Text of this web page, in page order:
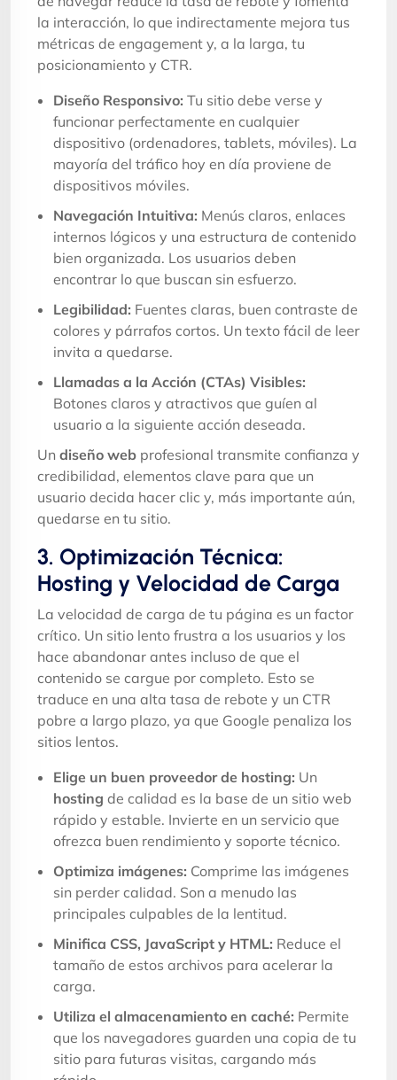
la interacción, lo que indirectamente mejora tus
métricas de engagement y, a la larga, tu
posicionamiento y CTR.
Diseño Responsivo: Tu sitio debe verse y
funcionar perfectamente en cualquier
dispositivo (ordenadores, tablets, móviles). La
mayoría del tráfico hoy en día proviene de
dispositivos móviles.
Navegación Intuitiva: Menús claros, enlaces
internos lógicos y una estructura de contenido
bien organizada. Los usuarios deben
encontrar lo que buscan sin esfuerzo.
Legibilidad: Fuentes claras, buen contraste de
colores y párrafos cortos. Un texto fácil de leer
invita a quedarse.
Llamadas a la Acción (CTAs) Visibles:
Botones claros y atractivos que guíen al
usuario a la siguiente acción deseada.
Un diseño web profesional transmite confianza y
credibilidad, elementos clave para que un
usuario decida hacer clic y, más importante aún,
quedarse en tu sitio.
3. Optimización Técnica:
Hosting y Velocidad de Carga
La velocidad de carga de tu página es un factor
crítico. Un sitio lento frustra a los usuarios y los
hace abandonar antes incluso de que el
contenido se cargue por completo. Esto se
traduce en una alta tasa de rebote y un CTR
pobre a largo plazo, ya que Google penaliza los
sitios lentos.
Elige un buen proveedor de hosting: Un
hosting de calidad es la base de un sitio web
rápido y estable. Invierte en un servicio que
ofrezca buen rendimiento y soporte técnico.
Optimiza imágenes: Comprime las imágenes
sin perder calidad. Son a menudo las
principales culpables de la lentitud.
Minifica CSS, JavaScript y HTML: Reduce el
tamaño de estos archivos para acelerar la
carga.
Utiliza el almacenamiento en caché: Permite
que los navegadores guarden una copia de tu
sitio para futuras visitas, cargando más